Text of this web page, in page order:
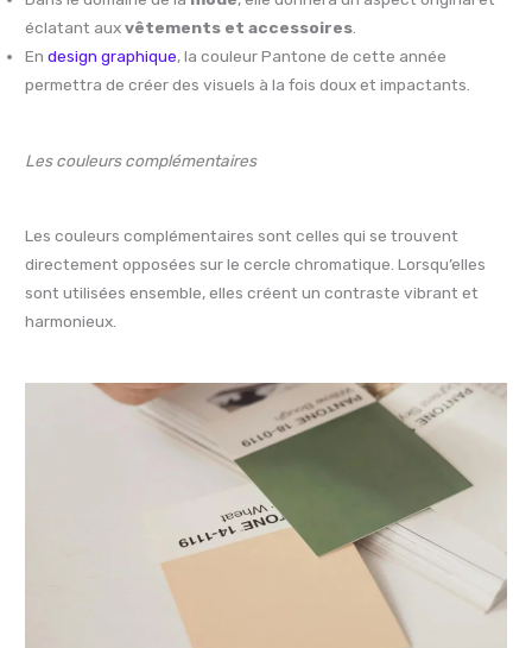
éclatant auxvêtements et accessoires
Endesign graphique, la couleur Pantone de cette année
permettra de créer des visuels à la fois doux et impactants.
Les couleurs complémentaires
Les couleurs complémentaires sont celles qui se trouvent
directement opposées sur le cercle chromatique. Lorsqu’elles
sont utilisées ensemble, elles créent un contraste vibrant et
harmonieux.